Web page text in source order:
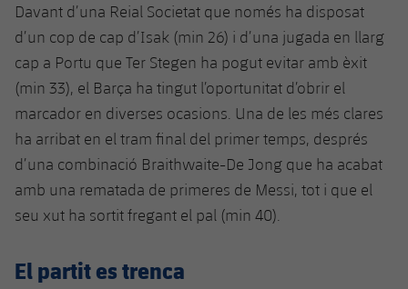
Classificació
Agenda
Actualitat
Jugadors
Calendari
Resultats
Classificació
Fotos
Voleibol
plusicon
més
Notícies
Voleibol masculí
Voleibol femení
Apunta't a les amateurs
plusicon
més
Apunta't a les amateurs
Carnet de l'Esportista Amateur
League of Legends
VALORANT Rising
VALORANT Game Changers
Davant d’una Reial Societat que només ha disposat
d’un cop de cap d’Isak (min 26) i d’una jugada en llarg
cap a Portu que Ter Stegen ha pogut evitar amb èxit
(min 33), el Barça ha tingut l’oportunitat d’obrir el
marcador en diverses ocasions. Una de les més clares
ha arribat en el tram final del primer temps, després
d’una combinació Braithwaite-De Jong que ha acabat
amb una rematada de primeres de Messi, tot i que el
seu xut ha sortit fregant el pal (min 40).
El partit es trenca